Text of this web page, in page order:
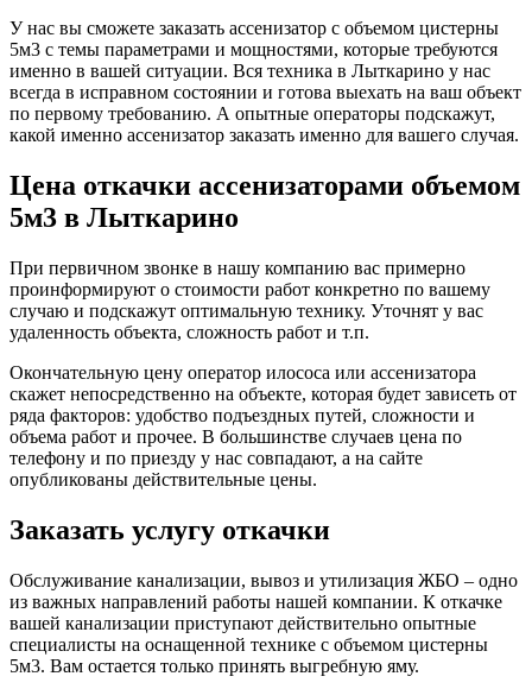
У нас вы сможете заказать ассенизатор с объемом цистерны
5м3 с темы параметрами и мощностями, которые требуются
именно в вашей ситуации. Вся техника в Лыткарино у нас
всегда в исправном состоянии и готова выехать на ваш объект
по первому требованию. А опытные операторы подскажут,
какой именно ассенизатор заказать именно для вашего случая.
Цена откачки ассенизаторами объемом
5м3 в Лыткарино
При первичном звонке в нашу компанию вас примерно
проинформируют о стоимости работ конкретно по вашему
случаю и подскажут оптимальную технику. Уточнят у вас
удаленность объекта, сложность работ и т.п.
Окончательную цену оператор илососа или ассенизатора
скажет непосредственно на объекте, которая будет зависеть от
ряда факторов: удобство подъездных путей, сложности и
объема работ и прочее. В большинстве случаев цена по
телефону и по приезду у нас совпадают, а на сайте
опубликованы действительные цены.
Заказать услугу откачки
Обслуживание канализации, вывоз и утилизация ЖБО – одно
из важных направлений работы нашей компании. К откачке
вашей канализации приступают действительно опытные
специалисты на оснащенной технике с объемом цистерны
5м3. Вам остается только принять выгребную яму.